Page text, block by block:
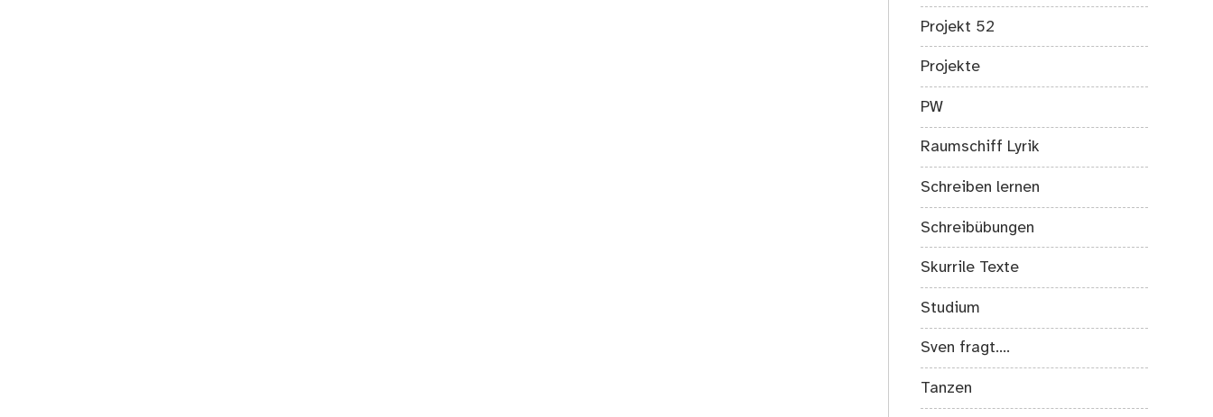
Projekt 52
Projekte
PW
Raumschiff Lyrik
Schreiben lernen
Schreibübungen
Skurrile Texte
Studium
Sven fragt….
Tanzen